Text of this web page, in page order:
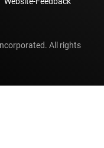
All rights